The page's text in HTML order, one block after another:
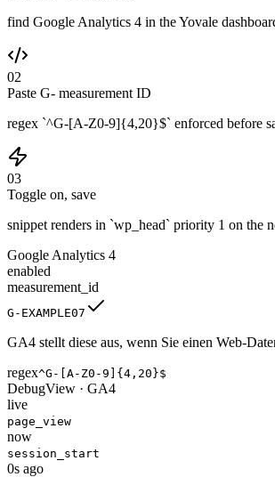
find Google Analytics 4 in the Yovale
02
Paste G- measurement ID
regex `^G-[A-Z0-9]{4,20}$` enforced before
03
Toggle on, save
snippet renders in `wp_head` priority 1 on the
Google Analytics 4
enabled
measurement_id
G-EXAMPLE07
GA4 stellt diese aus, wenn Sie einen Web-
regex^G-[A-Z0-9] {4,20}$
DebugView · GA4
live
page_view
now
session_start
0s ago